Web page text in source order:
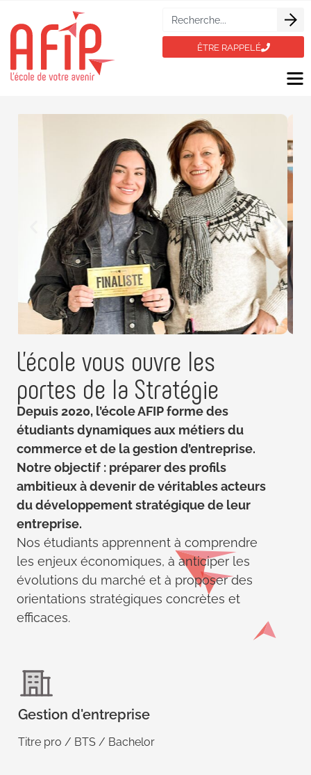
ÊTRE RAPPELÉ
L'école vous ouvre les
portes de la Stratégie
Depuis 2020, l’école AFIP forme des
étudiants dynamiques aux métiers du
commerce et de la gestion d’entreprise.
Notre objectif : préparer des profils
ambitieux à devenir de véritables acteurs
du développement stratégique de leur
entreprise.
Nos étudiants apprennent à comprendre
les enjeux économiques, à anticiper les
évolutions du marché et à proposer des
orientations stratégiques concrètes et
efficaces.
Gestion d'entreprise
Titre pro / BTS / Bachelor